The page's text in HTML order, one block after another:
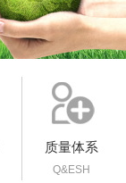
质量体系
Q&ESH